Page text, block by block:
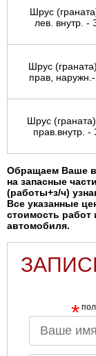
Шрус
лев. внутр. -
Шрус
прав,
Шрус
прав.внутр. -
Обращаем Ваше
на запасные
(работы+з/ч)
Все указанные
стоимость работ
автомобиля.
*